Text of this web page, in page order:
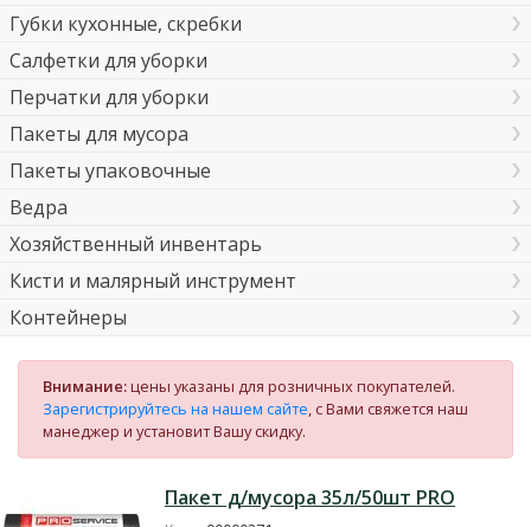
Губки кухонные, скребки
Салфетки для уборки
Перчатки для уборки
Пакеты для мусора
Пакеты упаковочные
Ведра
Хозяйственный инвентарь
Кисти и малярный инструмент
Контейнеры
Внимание:цены указаны для розничных покупателей.
Зарегистрируйтесь на нашем сайте, с Вами свяжется наш
манеджер и установит Вашу скидку.
Пакет д/мусора 35л/50шт PRO